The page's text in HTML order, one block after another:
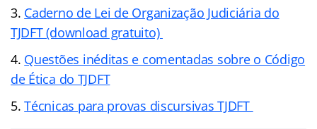
Caderno de Lei de Organização Judiciária do
TJDFT (download gratuito)
Questões inéditas e comentadas sobre o Código
de Ética do TJDFT
Técnicas para provas discursivas TJDFT